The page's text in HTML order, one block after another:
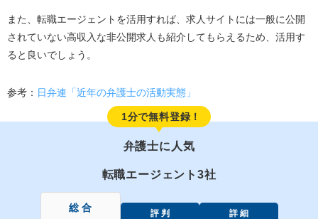
また、転職エージェントを活用すれば、求人サイトには一般に公開
されていない高収入な非公開求人も紹介してもらえるため、活用す
ると良いでしょう。
参考： 日弁連「近年の弁護士の活動実態」
1分で無料登録！
弁護士に人気
転職エージェント3社
総 合 評 判 詳 細